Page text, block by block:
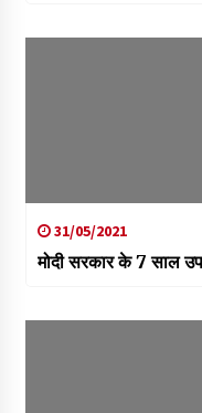
31/05/2021
मोदी सरकार के 7 साल